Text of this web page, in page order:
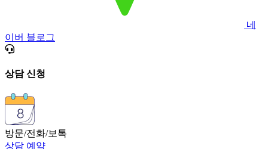
네
이버 블로그
상담 신청
방문/전화/보톡
상담 예약